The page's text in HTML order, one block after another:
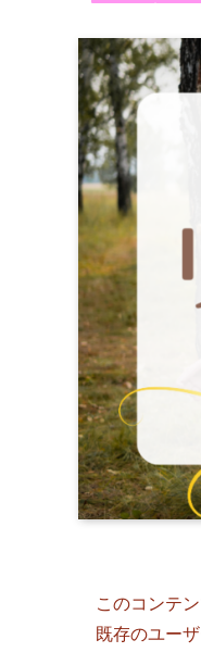
このコンテ
既存のユー